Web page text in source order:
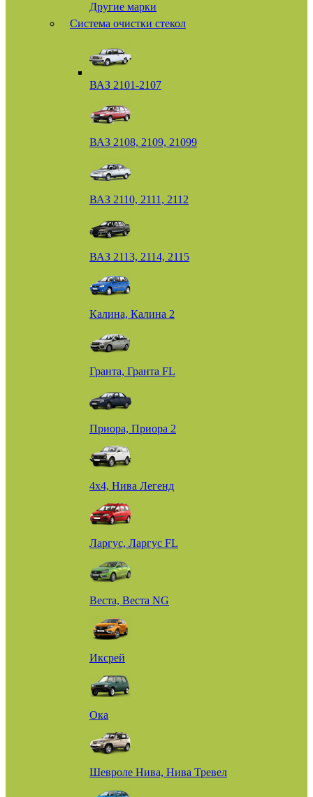
Другие марки
Система очистки стекол
ВАЗ 2101-2107
ВАЗ 2108, 2109, 21099
ВАЗ 2110, 2111, 2112
ВАЗ 2113, 2114, 2115
Калина, Калина 2
Гранта, Гранта FL
Приора, Приора 2
4х4, Нива Легенд
Ларгус, Ларгус FL
Веста, Веста NG
Иксрей
Ока
Шевроле Нива, Нива Тревел